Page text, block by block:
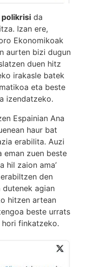
polikrisi da
Izan ere,
Ekonomikoak
aurten bizi dugun
duen hitz
irakasle batek
eta beste
izendatzeko.
Espainian Ana
haur bat
erabilita. Auzi
eman zuen beste
hil zaion ama’
den
dutenek agian
hitzen artean
beste urrats
finkatzeko.